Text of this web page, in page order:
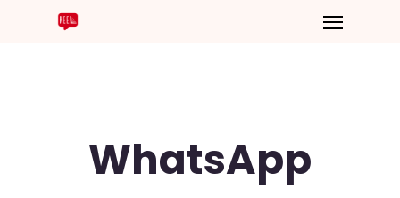
WhatsApp